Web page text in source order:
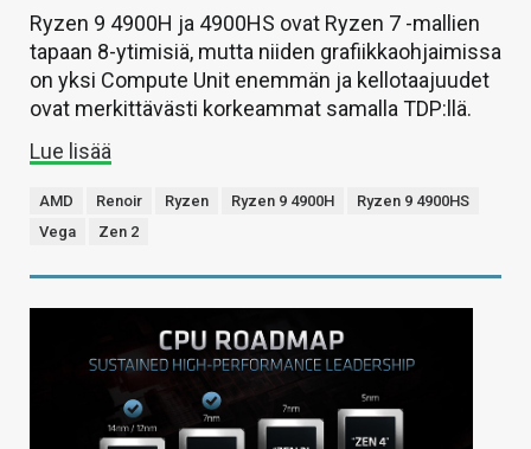
Ryzen 9 4900H ja 4900HS ovat Ryzen 7 -mallien
tapaan 8-ytimisiä, mutta niiden grafiikkaohjaimissa
on yksi Compute Unit enemmän ja kellotaajuudet
ovat merkittävästi korkeammat samalla TDP:llä.
Lue lisää
AMD Renoir Ryzen Ryzen 9 4900H
Ryzen 9 4900HS
Vega
Zen 2